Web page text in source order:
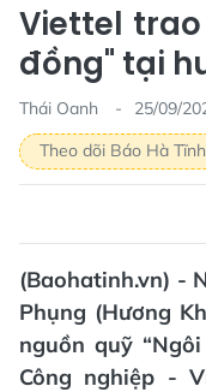
Viettel trao
đồng" tại
Thái Oanh
25/09/
Theo dõi Báo Hà
(Baohatinh.vn) -
Phụng (Hương
nguồn quỹ
Công nghiệp -